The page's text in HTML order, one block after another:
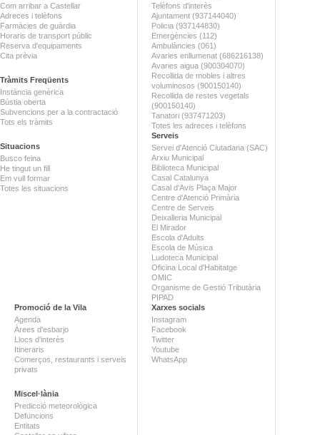
Com arribar a Castellar
Adreces i telèfons
Farmàcies de guàrdia
Horaris de transport públic
Reserva d'equipaments
Cita prèvia
Tràmits Freqüents
Instància genèrica
Bústia oberta
Subvencions per a la contractació
Tots els tràmits
Situacions
Busco feina
He tingut un fill
Em vull formar
Totes les situacions
Telèfons d'interès
Ajuntament (937144040)
Policia (937144830)
Emergències (112)
Ambulàncies (061)
Avaries enllumenat (686216138)
Avaries aigua (900304070)
Recollida de mobles i altres
voluminosos (900150140)
Recollida de restes vegetals
(900150140)
Tanatori (937471203)
Totes les adreces i telèfons
Serveis
Servei d'Atenció Ciutadana (SAC)
Arxiu Municipal
Biblioteca Municipal
Casal Catalunya
Casal d'Avis Plaça Major
Centre d'Atenció Primària
Centre de Serveis
Deixalleria Municipal
El Mirador
Escola d'Adults
Escola de Música
Ludoteca Municipal
Oficina Local d'Habitatge
OMIC
Organisme de Gestió Tributària
PIPAD
Promoció de la Vila
Agenda
Àrees d'esbarjo
Llocs d'interès
Itineraris
Comerços, restaurants i serveis
privats
Miscel·lània
Predicció meteorològica
Defuncions
Entitats
Xarxes socials
Instagram
Facebook
Twitter
Youtube
WhatsApp